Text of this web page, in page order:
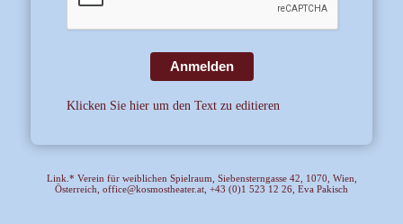
Anmelden
Klicken Sie hier um den Text zu editieren
Link.* Verein für weiblichen Spielraum, Siebensterngasse 42, 1070, Wien,
Österreich, office@kosmostheater.at, +43 (0)1 523 12 26, Eva Pakisch